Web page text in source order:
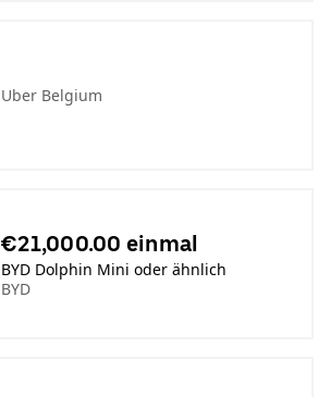
Uber Belgium
€21,000.00 einmal
BYD Dolphin Mini oder ähnlich
BYD